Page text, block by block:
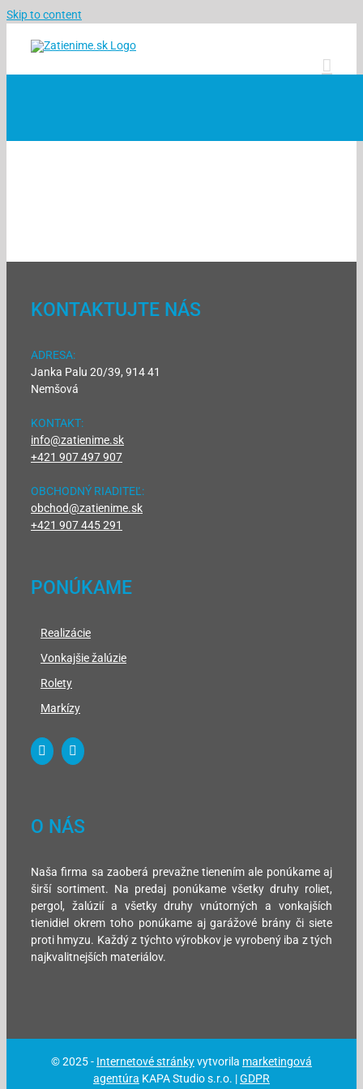
Skip to content
KONTAKTUJTE NÁS
ADRESA:
Janka Palu 20/39, 914 41
Nemšová
KONTAKT:
info@zatienime.sk
+421 907 497 907
OBCHODNÝ RIADITEĽ:
obchod@zatienime.sk
+421 907 445 291
PONÚKAME
Realizácie
Vonkajšie žalúzie
Rolety
Markízy
O NÁS
Naša firma sa zaoberá prevažne tienením ale ponúkame aj
širší sortiment. Na predaj ponúkame všetky druhy roliet,
pergol, žalúzií a všetky druhy vnútorných a vonkajších
tienidiel okrem toho ponúkame aj garážové brány či siete
proti hmyzu. Každý z týchto výrobkov je vyrobený iba z tých
najkvalitnejších materiálov.
© 2025 - Internetové stránkyvytvorila marketingová
agentúra KAPA Studio s.r.o. |GDPR